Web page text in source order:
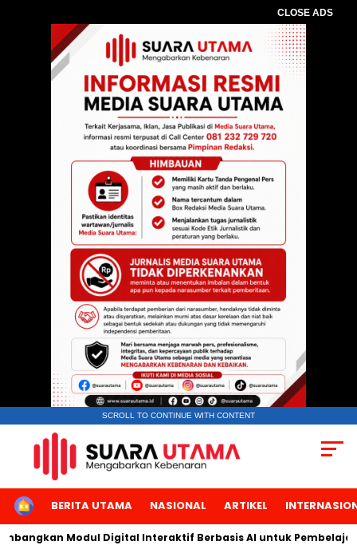
CLOSE ADS
SCROLL TO CONTINUE WITH CONTENT
HOMEBERITA UTAMA NASIONAL ARTIKEL
Modul Digital Interaktif Berbasis AI untuk Pembelajaran